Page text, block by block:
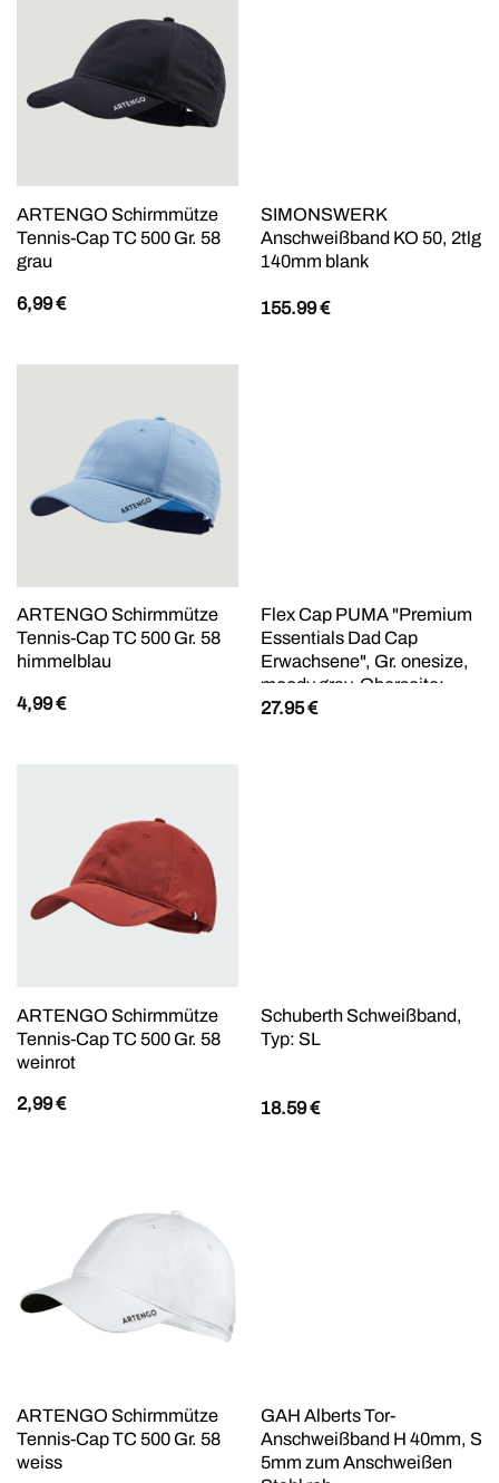
ARTENGO Schirmmütze
Tennis-Cap TC 500 Gr. 58
grau
6,99€
SIMONSWERK
Anschweißband KO 50, 2tlg
140mm blank
155.99€
ARTENGO Schirmmütze
Tennis-Cap TC 500 Gr. 58
himmelblau
4,99€
Flex Cap PUMA "Premium
Essentials Dad Cap
Erwachsene", Gr. onesize,
moody gray, Oberseite:
100% Baumwolle. Unteres
27.95€
ARTENGO Schirmmütze
Tennis-Cap TC 500 Gr. 58
weinrot
2,99€
Schuberth Schweißband,
Typ: SL
18.59€
ARTENGO Schirmmütze
Tennis-Cap TC 500 Gr. 58
weiss
GAH Alberts Tor-
Anschweißband H 40mm, S
5mm zum Anschweißen